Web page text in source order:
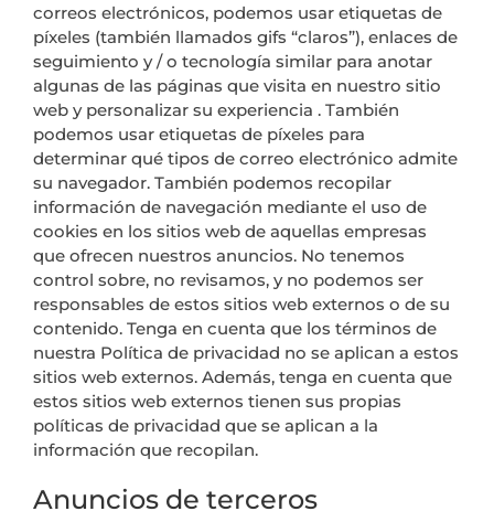
correos electrónicos, podemos usar etiquetas de
píxeles (también llamados gifs “claros”), enlaces de
seguimiento y / o tecnología similar para anotar
algunas de las páginas que visita en nuestro sitio
web y personalizar su experiencia . También
podemos usar etiquetas de píxeles para
determinar qué tipos de correo electrónico admite
su navegador. También podemos recopilar
información de navegación mediante el uso de
cookies en los sitios web de aquellas empresas
que ofrecen nuestros anuncios. No tenemos
control sobre, no revisamos, y no podemos ser
responsables de estos sitios web externos o de su
contenido. Tenga en cuenta que los términos de
nuestra Política de privacidad no se aplican a estos
sitios web externos. Además, tenga en cuenta que
estos sitios web externos tienen sus propias
políticas de privacidad que se aplican a la
información que recopilan.
Anuncios de terceros